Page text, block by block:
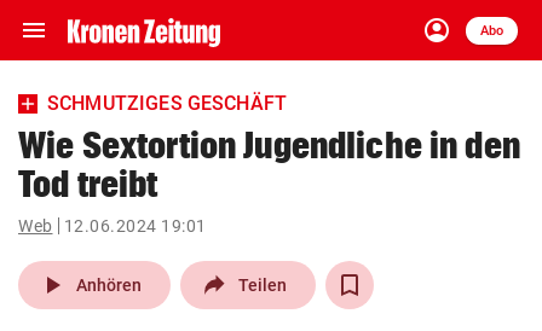
menu Navigation
ein-/ausklappen
account_circle
Anmelden
Abo
close Schließen
account_circle Anmelden
pin_drop
Wien arrow_right
SCHMUTZIGES GESCHÄFT
Wie Sextortion Jugendliche in den
Tod treibt
Web 12.06.2024 19:01
play_arrow Anhören Teilen